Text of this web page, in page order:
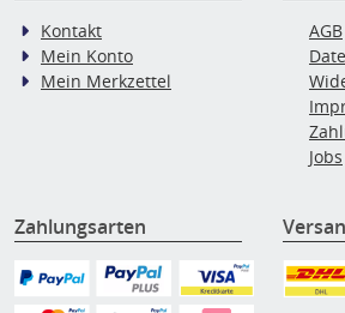
Kontakt
Mein Konto
Mein Merkzettel
AGB
Jobs
Zahlungsarten